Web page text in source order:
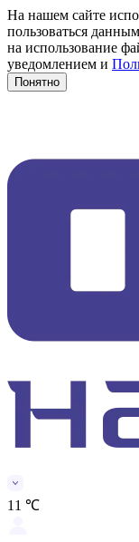
На нашем сайте
пользоваться
на использование
уведомлением и
Понятно
11 ℃